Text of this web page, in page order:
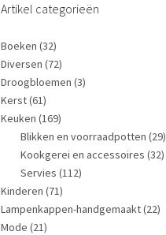
Artikel categorieën
Boeken (32)
Diversen (72)
Droogbloemen (3)
Kerst(61)
Keuken (169)
Blikken en voorraadpotten (29)
Kookgerei en accessoires (32)
Servies (112)
Kinderen (71)
Lampenkappen-handgemaakt(22)
Mode (21)